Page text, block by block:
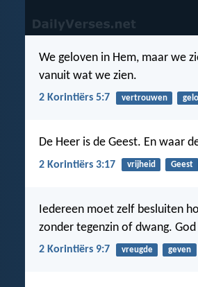
We geloven in Hem, maar we
vanuit wat we zien.
2 Korintiërs 5:7 vertrouwen
De Heer is de Geest. En waar
2 Korintiërs 3:17 vrijheid Geest
Iedereen moet zelf besluiten
zonder tegenzin of dwang.
2 Korintiërs 9:7 vreugde geven